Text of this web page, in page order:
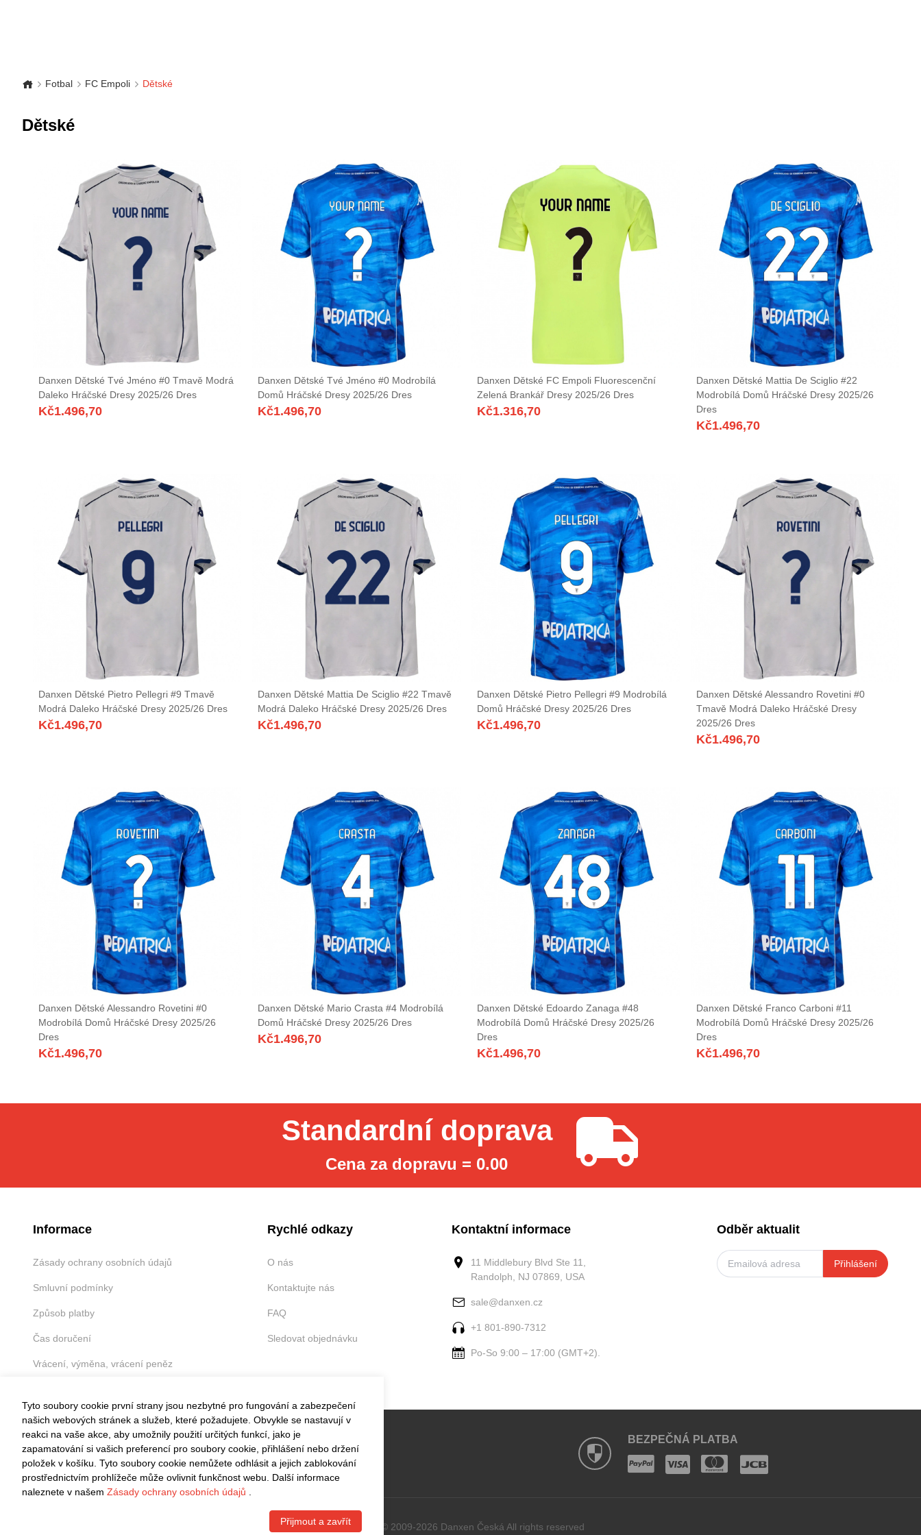
Fotbal FC Empoli Dětské
Dětské
Danxen Dětské Tvé Jméno #0 Tmavě Modrá
Daleko Hráčské Dresy 2025/26 Dres
Kč1.496,70
Danxen Dětské Tvé Jméno #0 Modrobílá
Domů Hráčské Dresy 2025/26 Dres
Kč1.496,70
Danxen Dětské FC Empoli Fluorescenční
Zelená Brankář Dresy 2025/26 Dres
Kč1.316,70
Danxen Dětské Mattia De Sciglio #22
Modrobílá Domů Hráčské Dresy 2025/26
Dres
Kč1.496,70
Danxen Dětské Pietro Pellegri #9 Tmavě
Modrá Daleko Hráčské Dresy 2025/26 Dres
Kč1.496,70
Danxen Dětské Mattia De Sciglio #22 Tmavě
Modrá Daleko Hráčské Dresy 2025/26 Dres
Kč1.496,70
Danxen Dětské Pietro Pellegri #9 Modrobílá
Domů Hráčské Dresy 2025/26 Dres
Kč1.496,70
Danxen Dětské Alessandro Rovetini #0
Tmavě Modrá Daleko Hráčské Dresy
2025/26 Dres
Kč1.496,70
Danxen Dětské Alessandro Rovetini #0
Modrobílá Domů Hráčské Dresy 2025/26
Dres
Kč1.496,70
Danxen Dětské Mario Crasta #4 Modrobílá
Domů Hráčské Dresy 2025/26 Dres
Kč1.496,70
Danxen Dětské Edoardo Zanaga #48
Modrobílá Domů Hráčské Dresy 2025/26
Dres
Kč1.496,70
Danxen Dětské Franco Carboni #11
Modrobílá Domů Hráčské Dresy 2025/26
Dres
Kč1.496,70
Standardní doprava
Cena za dopravu = 0.00
Informace
Zásady ochrany osobních údajů
Smluvní podmínky
Způsob platby
Čas doručení
Vrácení, výměna, vrácení peněz
Rychlé odkazy
O nás
Kontaktujte nás
FAQ
Sledovat objednávku
Kontaktní informace
11 Middlebury Blvd Ste 11,
Randolph, NJ 07869, USA
sale@danxen.cz
+1 801-890-7312
Po-So 9:00 – 17:00 (GMT+2).
Odběr aktualit
Přihlášení
VRÁCENÍ ZDARMA
Snadné vrácení do 30 dnů
BEZPEČNÁ PLATBA
Copyright © 2009-2026 Danxen Česká All rights reserved
Tyto soubory cookie první strany jsou nezbytné pro fungování a zabezpečení
našich webových stránek a služeb, které požadujete. Obvykle se nastavují v
reakci na vaše akce, aby umožnily použití určitých funkcí, jako je
zapamatování si vašich preferencí pro soubory cookie, přihlášení nebo držení
položek v košíku. Tyto soubory cookie nemůžete odhlásit a jejich zablokování
prostřednictvím prohlížeče může ovlivnit funkčnost webu. Další informace
naleznete v našem Zásady ochrany osobních údajů
Přijmout a zavřít